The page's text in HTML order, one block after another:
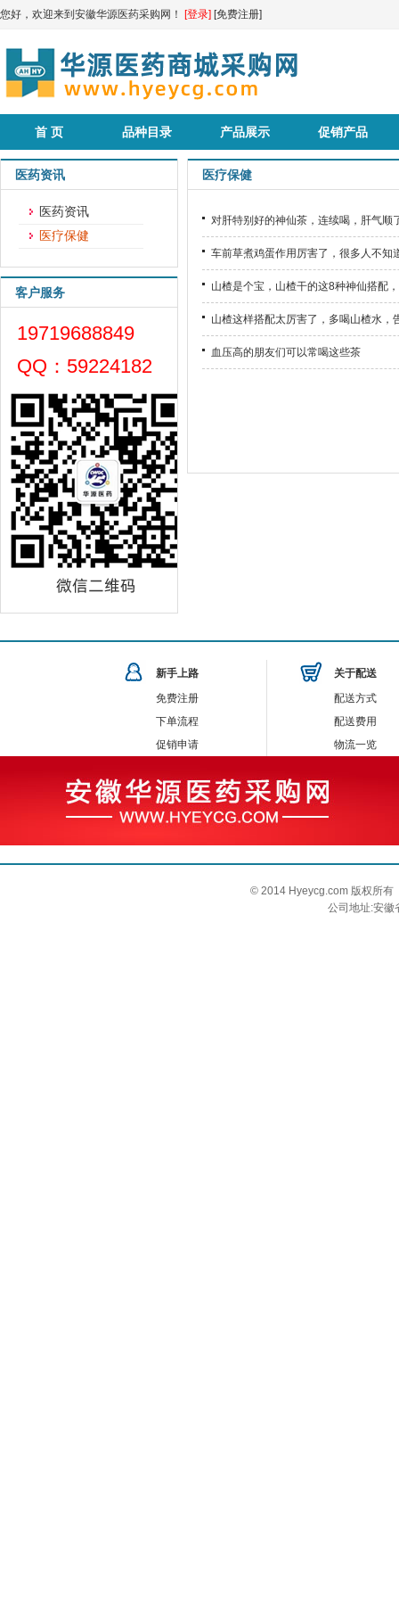
您好，欢迎来到安徽华源医药采购网！ [登录] [免费注册]
首 页 品种目录 产品展示 促销产品
医药资讯
医药资讯
医疗保健
客户服务
19719688849
QQ：59224182
医疗保健
对肝特别好的神仙茶，连续喝，肝气顺
车前草煮鸡蛋作用厉害了，很多人不知
山楂是个宝，山楂干的这8种神仙搭配
山楂这样搭配太厉害了，多喝山楂水
血压高的朋友们可以常喝这些茶
新手上路
免费注册
下单流程
促销申请
关于配送
配送方式
配送费用
物流一览
© 2014 Hyeycg.com 版权所有
公司地址:安